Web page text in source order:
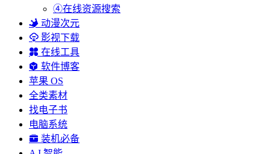
④在线资源搜索
动漫次元
影视下载
在线工具
软件博客
苹果 OS
全类素材
找电子书
电脑系统
装机必备